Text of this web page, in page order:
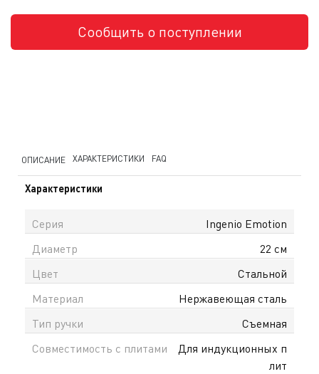
Сообщить о поступлении
ОПИСАНИЕ ХАРАКТЕРИСТИКИ FAQ
Характеристики
Серия
Ingenio Emotion
Диаметр
22 см
Цвет
Стальной
Материал
Нержавеющая сталь
Тип ручки
Съемная
Совместимость с плитами
Для индукционных п
лит